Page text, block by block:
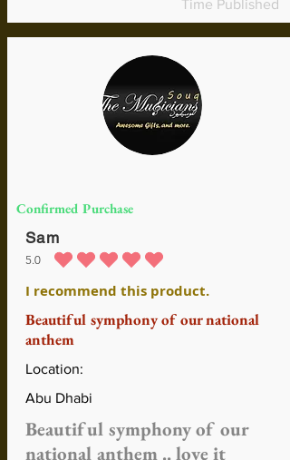
Time Published
Confirmed Purchase
Sam
5.0
la calificación promedio es 5 de 5
I recommend this product.
Beautiful symphony of our national
anthem
Location:
Abu Dhabi
Beautiful symphony of our
national anthem .. love it